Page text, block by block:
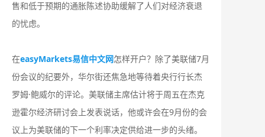
售和低于预期的通胀陈述协助缓解了人们对经济衰退
的忧虑。
在easyMarkets易信中文网怎样开户？除了美联储7月
份会议的纪要外，华尔街还焦急地等待着央行行长杰
罗姆·鲍威尔的评论。美联储主席估计将于周五在杰克
逊霍尔经济研讨会上发表说话，他或许会在9月份的会
议上为美联储的下一个利率决定供给进一步的头绪。